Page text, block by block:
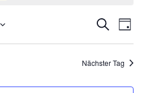
SUCHE
UND
Suche
Tag
Nächster Tag